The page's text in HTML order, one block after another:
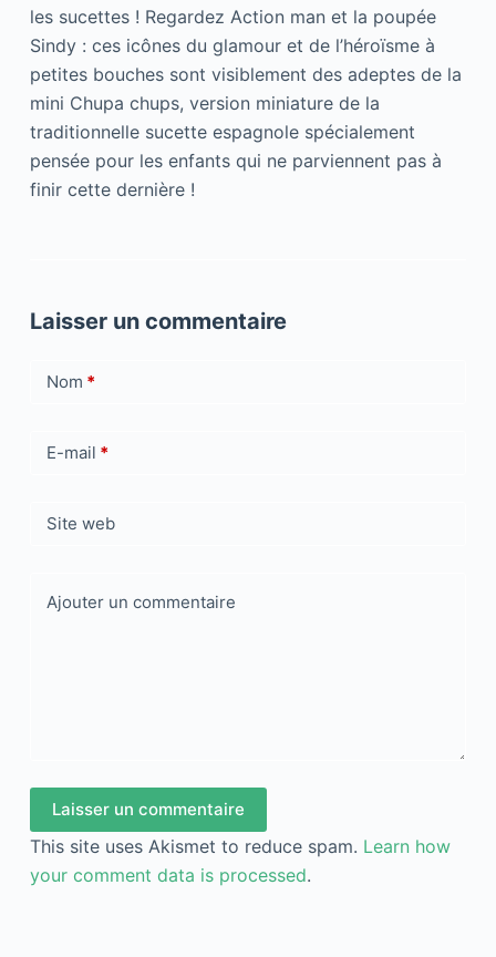
les sucettes ! Regardez Action man et la poupée
Sindy : ces icônes du glamour et de l’héroïsme à
petites bouches sont visiblement des adeptes de la
mini Chupa chups, version miniature de la
traditionnelle sucette espagnole spécialement
pensée pour les enfants qui ne parviennent pas à
finir cette dernière !
Laisser un commentaire
Nom *
E-mail *
Site web
Ajouter un commentaire
Laisser un commentaire
This site uses Akismet to reduce spam. Learn how
your comment data is processed.